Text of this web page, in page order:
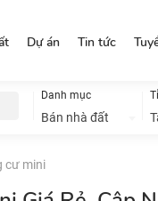
Dự án Tin tức
Danh mục
Bán nhà đất
cư mini